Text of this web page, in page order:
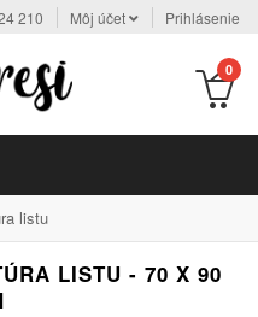
210 Môj účet Prihlásenie
0
listu
LISTU - 70 X 90